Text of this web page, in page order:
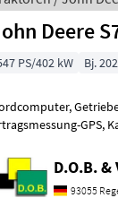
Deere
PS/402 kW Bj.
GPS,
D.O.B.
93055